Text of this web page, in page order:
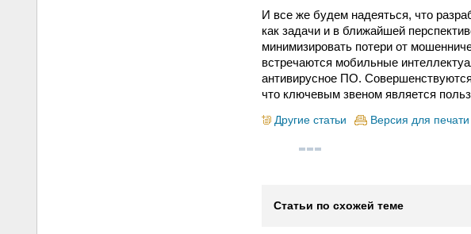
И все же будем надеяться, что
как задачи и в ближайшей
минимизировать потери от
встречаются мобильные
антивирусное ПО.
что ключевым звеном является
Другие статьи Версия для печати
Статьи по схожей теме